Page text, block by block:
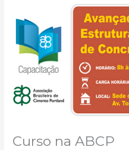
Curso na ABCP